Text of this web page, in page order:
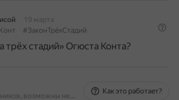
19 марта
#ЗаконТрёхСтадий
трёх стадий» Огюста Конта?
На основе источников, возможны неточности
Как это работает?